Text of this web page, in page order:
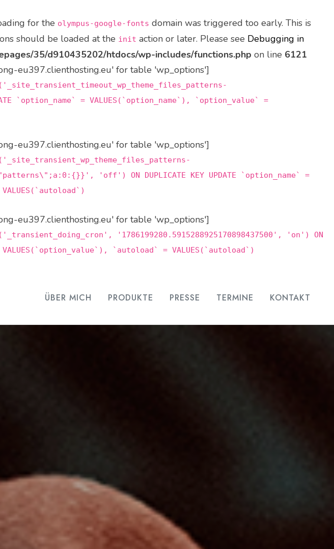
for the olympus-google-fonts domain was triggered too early. This is
should be loaded at the init action or later. Please see Debugging in
35/d910435202/htdocs/wp-includes/functions.php on line 6121
eu397.clienthosting.eu' for table 'wp_options']
`option_name` = VALUES(`option_name`), `option_value` =
eu397.clienthosting.eu' for table 'wp_options']
'off') ON DUPLICATE KEY UPDATE `option_name` =
eu397.clienthosting.eu' for table 'wp_options']
'1786199280.5915288925170898437500', 'on') ON
VALUES(`option_value`), `autoload` = VALUES(`autoload`)
ÜBER MICH PRODUKTE PRESSE TERMINE KONTAKT